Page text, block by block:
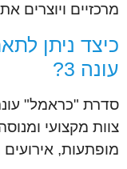
מרכזיים ויוצרים
כיצד ניתן
עונה 3?
צוות מקצועי
מופתעות,